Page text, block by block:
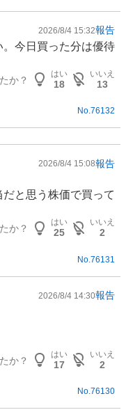
2026/8/4 15:32報告
今日買った分は優待
か？
はい
18
いいえ
13
No.76132
2026/8/4 15:08報告
と思う株価で買って
か？
はい
25
いいえ
2
No. 76131
2026/8/4 14:30報告
か？
はい
17
いいえ
2
No.76130